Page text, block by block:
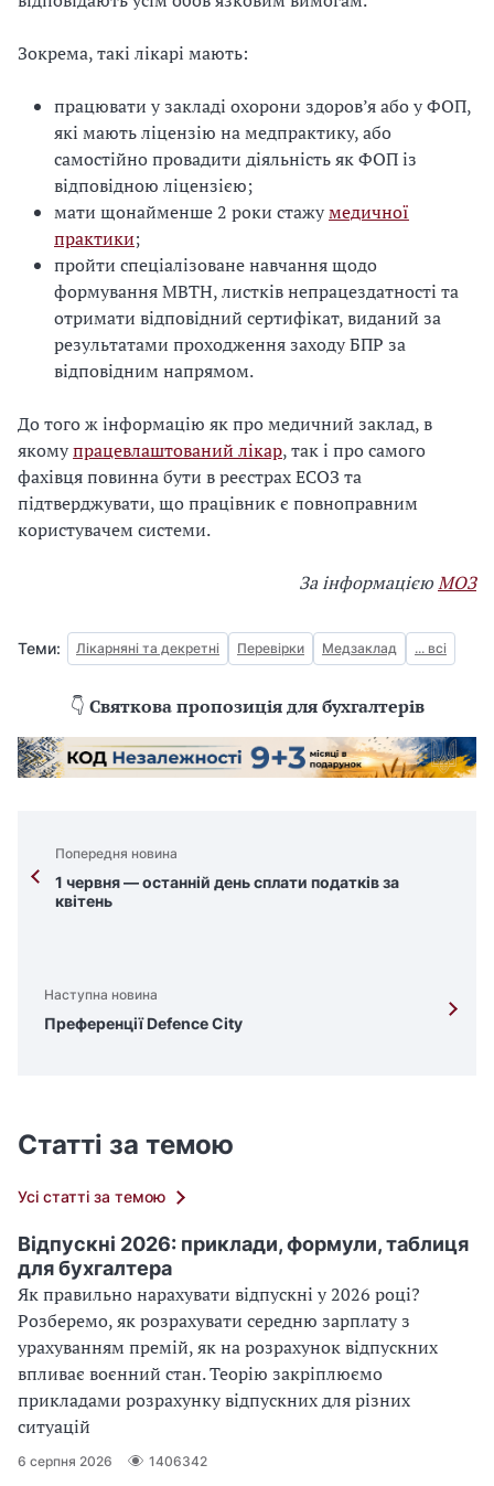
Зокрема, такі лікарі мають:
працювати у закладі охорони здоров’я або у ФОП,
які мають ліцензію на медпрактику, або
самостійно провадити діяльність як ФОП із
відповідною ліцензією;
мати щонайменше 2 роки стажумедичної
практики;
пройти спеціалізоване навчання щодо
формування МВТН, листків непрацездатності та
отримати відповідний сертифікат, виданий за
результатами проходження заходу БПР за
відповідним напрямом.
До того ж інформацію як про медичний заклад, в
якомупрацевлаштований лікар, так і про самого
фахівця повинна бути в реєстрах ЕСОЗ та
підтверджувати, що працівник є повноправним
користувачем системи.
За інформацієюМОЗ
Теми: Лікарняні та декретні Перевірки Медзаклад ... всі
👇 Святкова пропозиція для бухгалтерів
Попередня новина
1 червня — останній день сплати податків за
квітень
Наступна новина
Преференції Defence City
Статті за темою
Усі статті за темою
Відпускні 2026: приклади, формули, таблиця
для бухгалтера
Як правильно нарахувати відпускні у 2026 році?
Розберемо, як розрахувати середню зарплату з
урахуванням премій, як на розрахунок відпускних
впливає воєнний стан. Теорію закріплюємо
прикладами розрахунку відпускних для різних
ситуацій
6 серпня 2026 1406342